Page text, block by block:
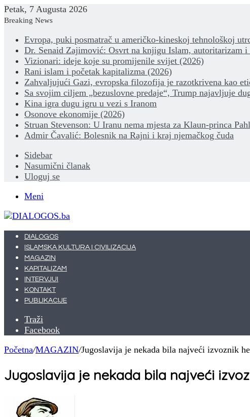
Petak, 7 Augusta 2026
Breaking News
Evropa, puki posmatrač u američko-kineskoj tehnološkoj
Dr. Senaid Zajimović: Osvrt na knjigu Islam, autoritarizam i
Vizionari: ideje koje su promijenile svijet (2026)
Rani islam i početak kapitalizma (2026)
Zahvaljujući Gazi, evropska filozofija je razotkrivena kao
Sa svojim ciljem „bezuslovne predaje“, Trump najavljuje
Kina igra dugu igru u vezi s Iranom
Osonove ekonomije (2026)
Struan Stevenson: U Iranu nema mjesta za Klaun-princa
Admir Čavalić: Bolesnik na Rajni i kraj njemačkog čuda
Sidebar
Nasumični članak
Uloguj se
Meni
DIALOGOS
ISLAMSKA KULTURA I CIVILIZACIJA
MAGAZIN
KAPITALIZAM
INTERVJUI
KONTAKT
PUBLIKACIJE
Traži
Facebook
Početna/MAGAZIN/Jugoslavija je nekada bila najveći izvoznik
Jugoslavija je nekada bila najveći